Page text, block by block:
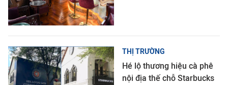
THỊ TRƯỜNG
Hé lộ thương hiệu cà phê
nội địa thế chỗ Starbucks